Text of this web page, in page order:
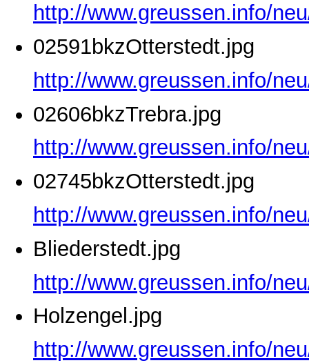
http://www.greussen.info/
02591bkzOtterstedt.jpg
http://www.greussen.info/
02606bkzTrebra.jpg
http://www.greussen.info/
02745bkzOtterstedt.jpg
http://www.greussen.info/
Bliederstedt.jpg
http://www.greussen.info/
Holzengel.jpg
http://www.greussen.info/